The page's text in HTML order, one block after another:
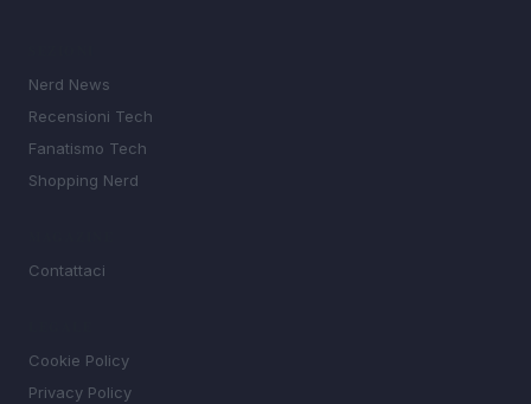
Nerd News
Recensioni Tech
Fanatismo Tech
Shopping Nerd
Contattaci
Cookie Policy
Privacy Policy